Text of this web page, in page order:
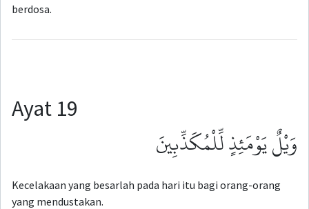
berdosa.
Ayat 19
وَيْلٌ يَوْمَئِذٍ لِّلْمُكَذِّبِينَ
Kecelakaan yang besarlah pada hari itu bagi orang-orang
yang mendustakan.